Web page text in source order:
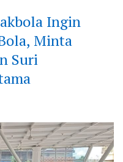
Ingin
Minta
Suri